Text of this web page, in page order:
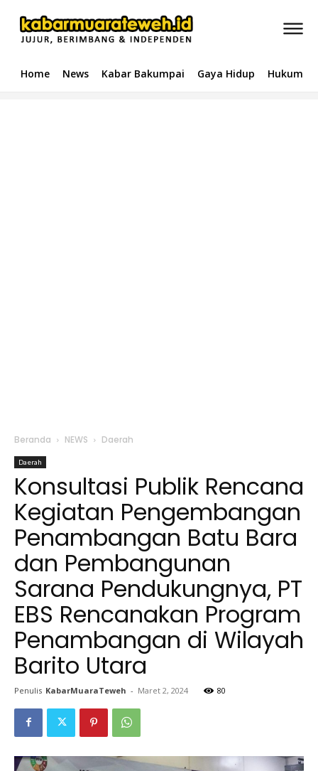
Home News Kabar Bakumpai Gaya Hidup Hukum &
Beranda NEWS Daerah
Daerah
Konsultasi Publik Rencana
Kegiatan Pengembangan
Penambangan Batu Bara
dan Pembangunan
Sarana Pendukungnya, PT
EBS Rencanakan Program
Penambangan di Wilayah
Barito Utara
Penulis KabarMuaraTeweh - Maret 2, 2024 80